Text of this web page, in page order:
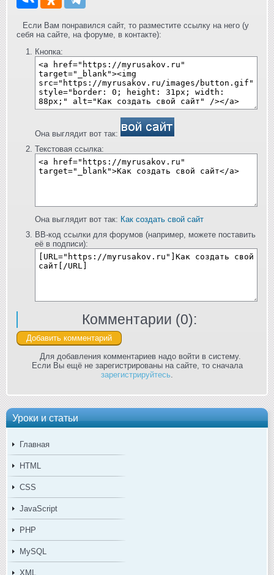
Уроки и статьи
Главная
HTML
CSS
JavaScript
PHP
MySQL
XML
Если Вам понравился сайт, то разместите ссылку на него (у
себя на сайте, на форуме, в контакте):
Кнопка:
Она выглядит вот так:
Текстовая ссылка:
Она выглядит вот так: Как создать свой сайт
BB-код ссылки для форумов (например, можете поставить
её в подписи):
Комментарии (0):
Для добавления комментариев надо войти в систему.
Если Вы ещё не зарегистрированы на сайте, то сначала
зарегистрируйтесь.